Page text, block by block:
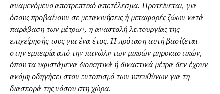
αναμενόμενο αποτρεπτικό αποτέλεσμα. Προτείνεται, για
όσους προβαίνουν σε μετακινήσεις ή μεταφορές ζώων κατά
παράβαση των μέτρων, η αναστολή λειτουργίας της
επιχείρησής τους για ένα έτος. Η πρόταση αυτή βασίζεται
στην εμπειρία από την πανώλη των μικρών μηρυκαστικών,
όπου τα υφιστάμενα διοικητικά ή δικαστικά μέτρα δεν έχουν
ακόμη οδηγήσει στον εντοπισμό των υπευθύνων για τη
διασπορά της νόσου στη χώρα.